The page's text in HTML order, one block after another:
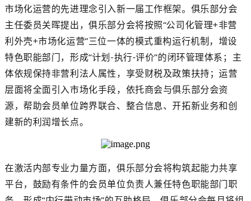
市场化运营的先进理念引入新一届工作框架。俱乐部分会
主任委员关晖提出，俱乐部分会将按照“公司化管理+非营
利外壳+市场化运营”三位一体的模式重构运行机制，增设
特色职能部门，形成“计划-执行-评价”的闭环管理体系；主
体依规保持非营利法人属性，享受财税及政策扶持；运营
层面将全面引入市场化手段，依托商会与俱乐部分会资
源，帮助会员单位跨界联合、整合信息、开拓新业务和创
建新的利润增长点。
在激活内部专业力量方面，俱乐部分会将构筑起能力共享
平台，鼓励有条件的会员单位负责人兼任特色职能部门职